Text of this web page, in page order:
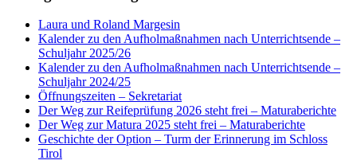
Laura und Roland Margesin
Kalender zu den Aufholmaßnahmen nach Unterrichtsende –
Schuljahr 2025/26
Kalender zu den Aufholmaßnahmen nach Unterrichtsende –
Schuljahr 2024/25
Öffnungszeiten – Sekretariat
Der Weg zur Reifeprüfung 2026 steht frei – Maturaberichte
Der Weg zur Matura 2025 steht frei – Maturaberichte
Geschichte der Option – Turm der Erinnerung im Schloss
Tirol